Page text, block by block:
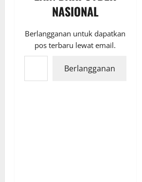
NASIONAL
Berlangganan untuk dapatkan
pos terbaru lewat email.
Ketikkan email Anda...
Berlangganan